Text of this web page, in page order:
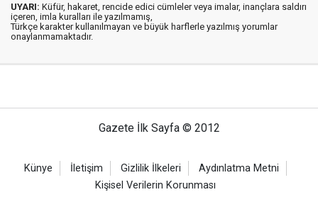
UYARI: Küfür, hakaret, rencide edici cümleler veya imalar, inançlara saldırı
içeren, imla kuralları ile yazılmamış,
Türkçe karakter kullanılmayan ve büyük harflerle yazılmış yorumlar
onaylanmamaktadır.
Gazete İlk Sayfa © 2012
Künye İletişim Gizlilik İlkeleri
Aydınlatma Metni
Kişisel Verilerin Korunması